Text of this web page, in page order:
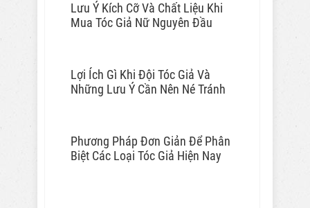
Lưu Ý Kích Cỡ Và Chất Liệu Khi
Mua Tóc Giả Nữ Nguyên Đầu
Lợi Ích Gì Khi Đội Tóc Giả Và
Những Lưu Ý Cần Nên Né Tránh
Phương Pháp Đơn Giản Để Phân
Biệt Các Loại Tóc Giả Hiện Nay